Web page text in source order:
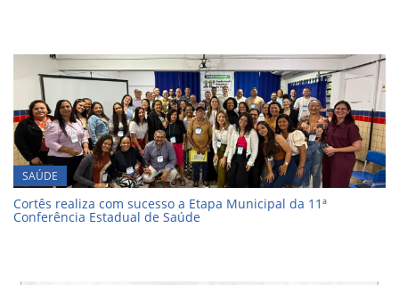
SAÚDE
Cortês realiza com sucesso a Etapa Municipal da 11ª
Conferência Estadual de Saúde